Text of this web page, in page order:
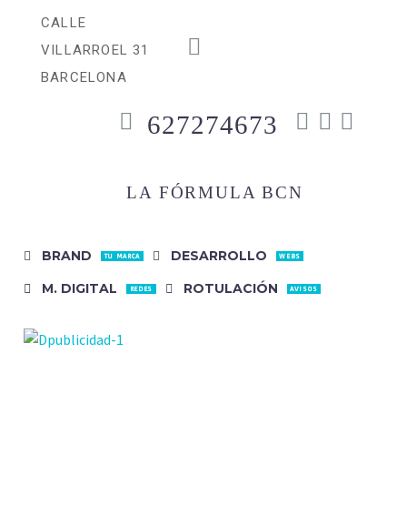
CALLE
VILLARROEL 31
BARCELONA
627274673
LA FÓRMULA BCN
BRAND TU MARCA DESARROLLO WEBS
M. DIGITAL REDES ROTULACIÓN AVISOS